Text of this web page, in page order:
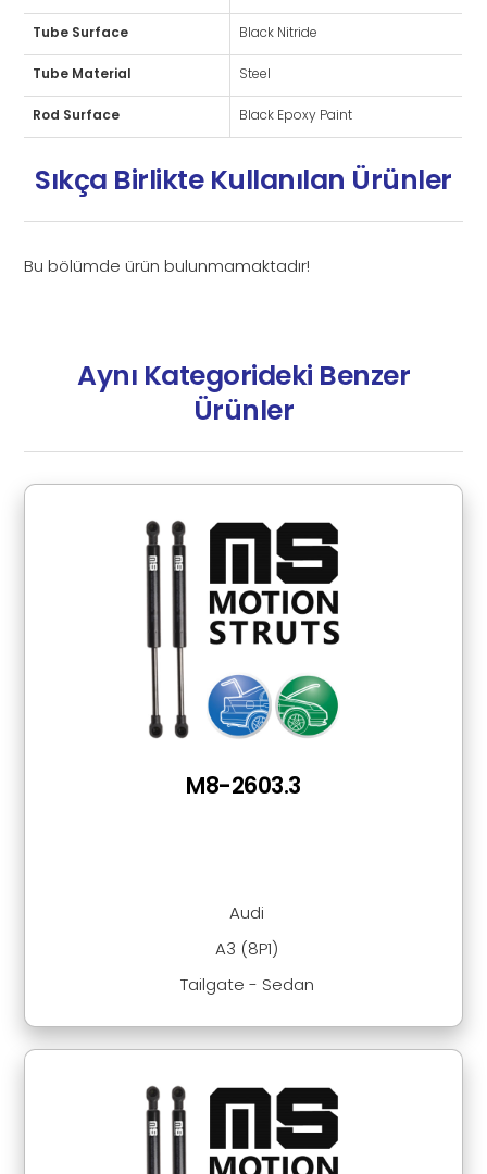
Tube Surface Black Nitride
Tube Material Steel
Rod Surface Black Epoxy Paint
Sıkça Birlikte Kullanılan Ürünler
Bu bölümde ürün bulunmamaktadır!
Aynı Kategorideki Benzer
Ürünler
Audi
A3 (8P1)
Tailgate - Sedan
M8-2603.3